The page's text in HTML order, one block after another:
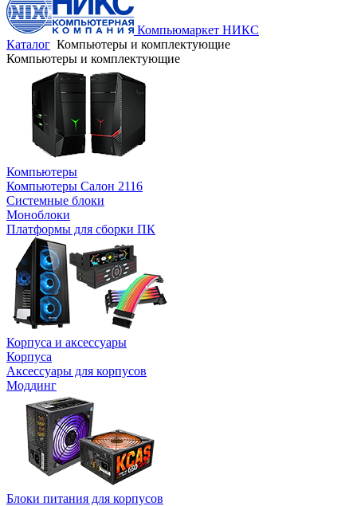
Компьюмаркет НИКС
Каталог Компьютеры и комплектующие
Компьютеры и комплектующие
Компьютеры
Компьютеры Салон 2116
Системные блоки
Моноблоки
Платформы для сборки ПК
Корпуса и аксессуары
Корпуса
Аксессуары для корпусов
Моддинг
Блоки питания для корпусов